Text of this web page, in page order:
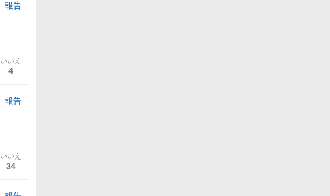
報告
いいえ
4
報告
いいえ
34